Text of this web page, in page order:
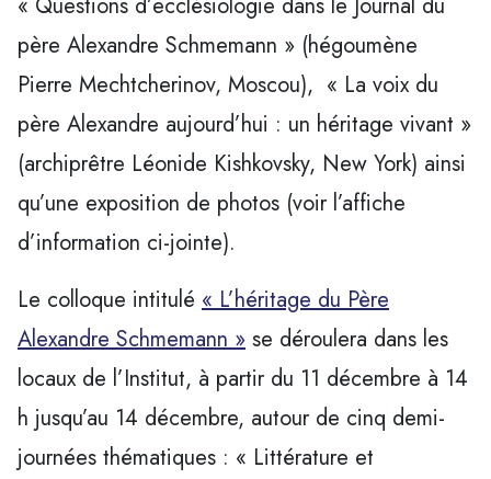
père Alexandre Schmemann » (hégoumène
Pierre Mechtcherinov, Moscou), « La voix du
père Alexandre aujourd’hui : un héritage vivant »
(archiprêtre Léonide Kishkovsky, New York) ainsi
qu’une exposition de photos (voir l’affiche
d’information ci-jointe).
Le colloque intitulé « L’héritage du Père
Alexandre Schmemann » se déroulera dans les
locaux de l’Institut, à partir du 11 décembre à 14
h jusqu’au 14 décembre, autour de cinq demi-
journées thématiques : « Littérature et